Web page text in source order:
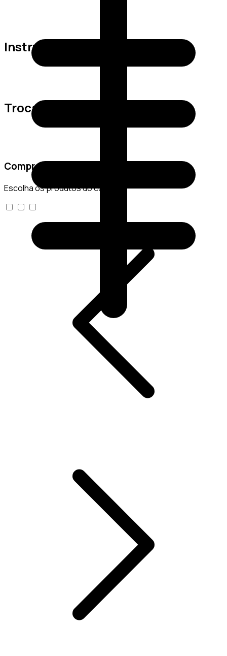
Instruções de Lavagem
Trocas e Devoluções
Comprar conjunto
Escolha os produtos do conjunto